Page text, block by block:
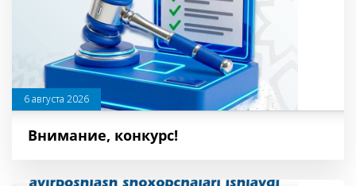
6 августа 2026
Внимание, конкурс!